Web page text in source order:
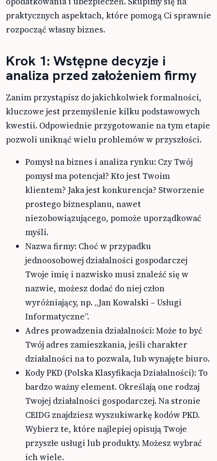
praktycznych aspektach, które pomogą Ci sprawnie
rozpocząć własny biznes.
Krok 1: Wstępne decyzje i
analiza przed założeniem firmy
Zanim przystąpisz do jakichkolwiek formalności,
kluczowe jest przemyślenie kilku podstawowych
kwestii. Odpowiednie przygotowanie na tym etapie
pozwoli uniknąć wielu problemów w przyszłości.
Pomysł na biznes i analiza rynku: Czy Twój
pomysł ma potencjał? Kto jest Twoim
klientem? Jaka jest konkurencja? Stworzenie
prostego biznesplanu, nawet
niezobowiązującego, pomoże uporządkować
myśli.
Nazwa firmy: Choć w przypadku
jednoosobowej działalności gospodarczej
Twoje imię i nazwisko musi znaleźć się w
nazwie, możesz dodać do niej człon
wyróżniający, np. „Jan Kowalski – Usługi
Informatyczne”.
Adres prowadzenia działalności: Może to być
Twój adres zamieszkania, jeśli charakter
działalności na to pozwala, lub wynajęte biuro.
Kody PKD (Polska Klasyfikacja Działalności): To
bardzo ważny element. Określają one rodzaj
Twojej działalności gospodarczej. Na stronie
CEIDG znajdziesz wyszukiwarkę kodów PKD.
Wybierz te, które najlepiej opisują Twoje
przyszłe usługi lub produkty. Możesz wybrać
ich wiele.